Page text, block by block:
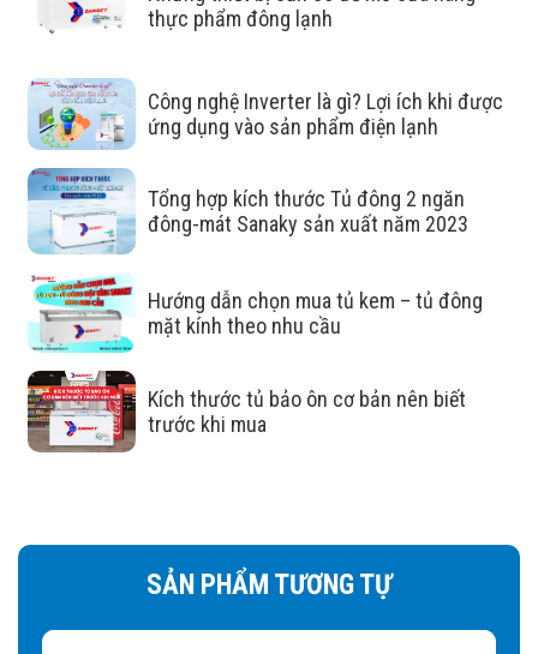
tốt
Với nhiệt độ dưới ≤-18°C thực phẩm được bảo quản trong
điều kiện đông lạnh sâu, phù hợp với nhu cầu bảo quản
một số thực phẩm như thịt, cá, rau củ, …trong thời gian
dài. Ngoài ra, nhiệt độ thấp như vậy sẽ bảo vệ thực phẩm
khỏi các vi khuẩn gây ôi, thiu, hỏng,…
thực phẩm đông lạnh
Công nghệ Inverter là gì? Lợi ích khi được
ứng dụng vào sản phẩm điện lạnh
Tổng hợp kích thước Tủ đông 2 ngăn
đông-mát Sanaky sản xuất năm 2023
Hướng dẫn chọn mua tủ kem – tủ đông
mặt kính theo nhu cầu
Kích thước tủ bảo ôn cơ bản nên biết
trước khi mua
SẢN PHẨM TƯƠNG TỰ